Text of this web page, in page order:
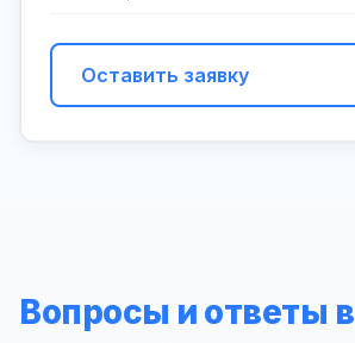
Оставить заявку
Вопросы и ответы в